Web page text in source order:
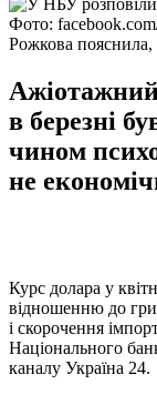
Фото:
Рожкова
в березні
чином
не
Курс долара у
відношенню до
і скорочення
Національного
каналу Україна 24.